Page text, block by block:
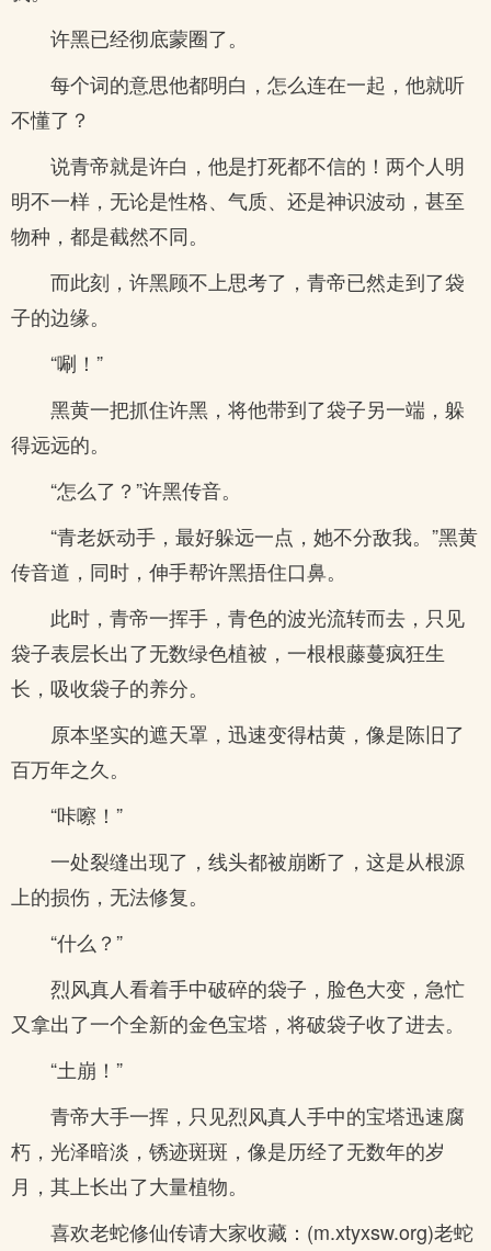
许黑已经彻底蒙圈了。
每个词的意思他都明白，怎么连在一起，他就听
不懂了？
说青帝就是许白，他是打死都不信的！两个人明
明不一样，无论是性格、气质、还是神识波动，甚至
物种，都是截然不同。
而此刻，许黑顾不上思考了，青帝已然走到了袋
子的边缘。
“唰！”
黑黄一把抓住许黑，将他带到了袋子另一端，躲
得远远的。
“怎么了？”许黑传音。
“青老妖动手，最好躲远一点，她不分敌我。”黑黄
传音道，同时，伸手帮许黑捂住口鼻。
此时，青帝一挥手，青色的波光流转而去，只见
袋子表层长出了无数绿色植被，一根根藤蔓疯狂生
长，吸收袋子的养分。
原本坚实的遮天罩，迅速变得枯黄，像是陈旧了
百万年之久。
“咔嚓！”
一处裂缝出现了，线头都被崩断了，这是从根源
上的损伤，无法修复。
“什么？”
烈风真人看着手中破碎的袋子，脸色大变，急忙
又拿出了一个全新的金色宝塔，将破袋子收了进去。
“土崩！”
青帝大手一挥，只见烈风真人手中的宝塔迅速腐
朽，光泽暗淡，锈迹斑斑，像是历经了无数年的岁
月，其上长出了大量植物。
喜欢老蛇修仙传请大家收藏：(m.xtyxsw.org)老蛇